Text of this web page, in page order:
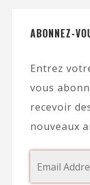
ABONNEZ-
Entrez
vous
recevoir
nouveaux